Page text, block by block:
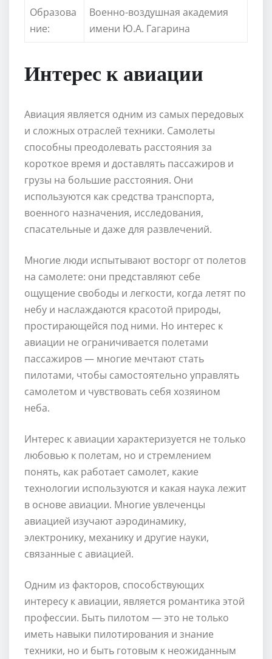
Образова
ние:
Военно-воздушная академия
имени Ю.А. Гагарина
Интерес к авиации
Авиация является одним из самых передовых
и сложных отраслей техники. Самолеты
способны преодолевать расстояния за
короткое время и доставлять пассажиров и
грузы на большие расстояния. Они
используются как средства транспорта,
военного назначения, исследования,
спасательные и даже для развлечений.
Многие люди испытывают восторг от полетов
на самолете: они представляют себе
ощущение свободы и легкости, когда летят по
небу и наслаждаются красотой природы,
простирающейся под ними. Но интерес к
авиации не ограничивается полетами
пассажиров — многие мечтают стать
пилотами, чтобы самостоятельно управлять
самолетом и чувствовать себя хозяином
неба.
Интерес к авиации характеризуется не только
любовью к полетам, но и стремлением
понять, как работает самолет, какие
технологии используются и какая наука лежит
в основе авиации. Многие увлеченцы
авиацией изучают аэродинамику,
электронику, механику и другие науки,
связанные с авиацией.
Одним из факторов, способствующих
интересу к авиации, является романтика этой
профессии. Быть пилотом — это не только
иметь навыки пилотирования и знание
техники, но и быть готовым к неожиданным